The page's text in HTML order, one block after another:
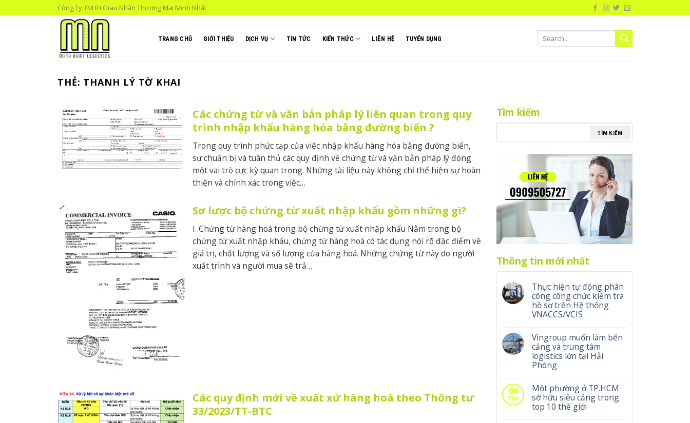
to
Công Ty TNHH Giao Nhận Thương Mại Minh Nhật
TRANG CHỦ GIỚI THIỆU DỊCH VỤ TIN TỨC KIẾN THỨC LIÊN HỆ TUYỂN DỤNG
THẺ: THANH LÝ TỜ KHAI
Các chứng từ và văn bản pháp lý liên quan trong quy
trình nhập khẩu hàng hóa bằng đường biển ?
Trong quy trình phức tạp của việc nhập khẩu hàng hóa bằng đường biển,
sự chuẩn bị và tuân thủ các quy định về chứng từ và văn bản pháp lý đóng
một vai trò cực kỳ quan trọng. Những tài liệu này không chỉ thể hiện sự hoàn
thiện và chính xác trong việc…
Sơ lược bộ chứng từ xuất nhập khẩu gồm những gì?
I. Chứng từ hàng hoá trong bộ chứng từ xuất nhập khẩu Nằm trong bộ
chứng từ xuất nhập khẩu, chứng từ hàng hoá có tác dụng nói rõ đặc điểm về
giá trị, chất lượng và số lượng của hàng hoá. Những chứng từ này do người
xuất trình và người mua sẽ trả…
Các quy định mới về xuất xứ hàng hoá theo Thông tư
33/2023/TT-BTC
Tìm kiếm
TÌM KIẾM
Thông tin mới nhất
Thực hiện tự động phân
công công chức kiểm tra
hồ sơ trên Hệ thống
VNACCS/VCIS
Vingroup muốn làm bến
cảng và trung tâm
logistics lớn tại Hải
Phòng
06
Th8
Một phường ở TP.HCM
sở hữu siêu cảng trong
top 10 thế giới